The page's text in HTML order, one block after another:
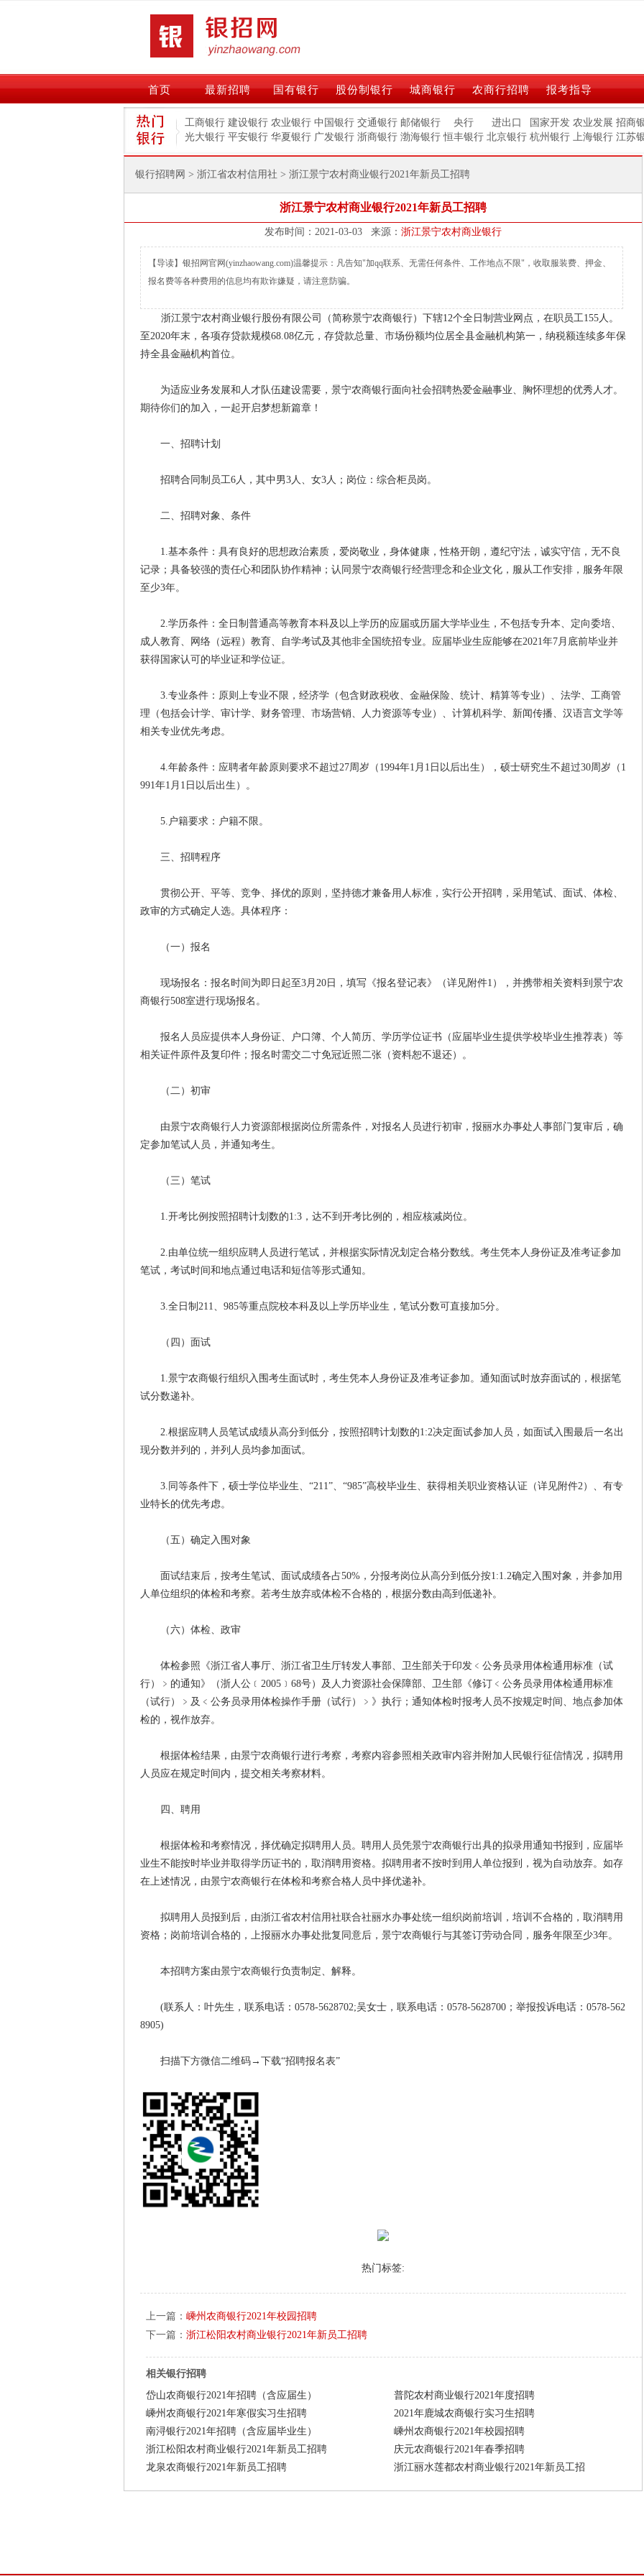
首页 最新招聘 国有银行 股份制银行 城商银行 农商行招聘 报考指导
工商银行 建设银行 农业银行 中国银行 交通银行 邮储银行 央行 进出口 国家开发 农业发展 招商
光大银行 平安银行 华夏银行 广发银行 浙商银行 渤海银行 恒丰银行 北京银行 杭州银行 上海银行 江苏
银行招聘网 > 浙江省农村信用社 > 浙江景宁农村商业银行2021年新员工招聘
浙江景宁农村商业银行2021年新员工招聘
发布时间：2021-03-03 来源： 浙江景宁农村商业银行
【导读】银招网官网(yinzhaowang.com)温馨提示：凡告知"加qq联系、无需任何条件、工作地点不限"，收取服装费、押金、
报名费等各种费用的信息均有欺诈嫌疑，请注意防骗。
浙江景宁农村商业银行股份有限公司（简称景宁农商银行）下辖12个全日制营业网点，在职员工155人。
至2020年末，各项存贷款规模68.08亿元，存贷款总量、市场份额均位居全县金融机构第一，纳税额连续多年保
持全县金融机构首位。
为适应业务发展和人才队伍建设需要，景宁农商银行面向社会招聘热爱金融事业、胸怀理想的优秀人才。
期待你们的加入，一起开启梦想新篇章！
一、招聘计划
招聘合同制员工6人，其中男3人、女3人；岗位：综合柜员岗。
二、招聘对象、条件
1.基本条件：具有良好的思想政治素质，爱岗敬业，身体健康，性格开朗，遵纪守法，诚实守信，无不良
记录；具备较强的责任心和团队协作精神；认同景宁农商银行经营理念和企业文化，服从工作安排，服务年限
至少3年。
2.学历条件：全日制普通高等教育本科及以上学历的应届或历届大学毕业生，不包括专升本、定向委培、
成人教育、网络（远程）教育、自学考试及其他非全国统招专业。应届毕业生应能够在2021年7月底前毕业并
获得国家认可的毕业证和学位证。
3.专业条件：原则上专业不限，经济学（包含财政税收、金融保险、统计、精算等专业）、法学、工商管
理（包括会计学、审计学、财务管理、市场营销、人力资源等专业）、计算机科学、新闻传播、汉语言文学等
相关专业优先考虑。
4.年龄条件：应聘者年龄原则要求不超过27周岁（1994年1月1日以后出生），硕士研究生不超过30周岁（1
991年1月1日以后出生）。
5.户籍要求：户籍不限。
三、招聘程序
贯彻公开、平等、竞争、择优的原则，坚持德才兼备用人标准，实行公开招聘，采用笔试、面试、体检、
政审的方式确定人选。具体程序：
（一）报名
现场报名：报名时间为即日起至3月20日，填写《报名登记表》（详见附件1），并携带相关资料到景宁农
商银行508室进行现场报名。
报名人员应提供本人身份证、户口簿、个人简历、学历学位证书（应届毕业生提供学校毕业生推荐表）等
相关证件原件及复印件；报名时需交二寸免冠近照二张（资料恕不退还）。
（二）初审
由景宁农商银行人力资源部根据岗位所需条件，对报名人员进行初审，报丽水办事处人事部门复审后，确
定参加笔试人员，并通知考生。
（三）笔试
1.开考比例按照招聘计划数的1:3，达不到开考比例的，相应核减岗位。
2.由单位统一组织应聘人员进行笔试，并根据实际情况划定合格分数线。考生凭本人身份证及准考证参加
笔试，考试时间和地点通过电话和短信等形式通知。
3.全日制211、985等重点院校本科及以上学历毕业生，笔试分数可直接加5分。
（四）面试
1.景宁农商银行组织入围考生面试时，考生凭本人身份证及准考证参加。通知面试时放弃面试的，根据笔
试分数递补。
2.根据应聘人员笔试成绩从高分到低分，按照招聘计划数的1:2决定面试参加人员，如面试入围最后一名出
现分数并列的，并列人员均参加面试。
3.同等条件下，硕士学位毕业生、“211”、“985”高校毕业生、获得相关职业资格认证（详见附件2）、有专
业特长的优先考虑。
（五）确定入围对象
面试结束后，按考生笔试、面试成绩各占50%，分报考岗位从高分到低分按1:1.2确定入围对象，并参加用
人单位组织的体检和考察。若考生放弃或体检不合格的，根据分数由高到低递补。
（六）体检、政审
体检参照《浙江省人事厅、浙江省卫生厅转发人事部、卫生部关于印发﹤公务员录用体检通用标准（试
行）﹥的通知》（浙人公﹝2005﹞68号）及人力资源社会保障部、卫生部《修订﹤公务员录用体检通用标准
（试行）﹥及﹤公务员录用体检操作手册（试行）﹥》执行；通知体检时报考人员不按规定时间、地点参加体
检的，视作放弃。
根据体检结果，由景宁农商银行进行考察，考察内容参照相关政审内容并附加人民银行征信情况，拟聘用
人员应在规定时间内，提交相关考察材料。
四、聘用
根据体检和考察情况，择优确定拟聘用人员。聘用人员凭景宁农商银行出具的拟录用通知书报到，应届毕
业生不能按时毕业并取得学历证书的，取消聘用资格。拟聘用者不按时到用人单位报到，视为自动放弃。如存
在上述情况，由景宁农商银行在体检和考察合格人员中择优递补。
拟聘用人员报到后，由浙江省农村信用社联合社丽水办事处统一组织岗前培训，培训不合格的，取消聘用
资格；岗前培训合格的，上报丽水办事处批复同意后，景宁农商银行与其签订劳动合同，服务年限至少3年。
本招聘方案由景宁农商银行负责制定、解释。
(联系人：叶先生，联系电话：0578-5628702;吴女士，联系电话：0578-5628700；举报投诉电话：0578-562
8905)
扫描下方微信二维码→下载“招聘报名表”
热门标签:
上一篇： 嵊州农商银行2021年校园招聘
下一篇： 浙江松阳农村商业银行2021年新员工招聘
相关银行招聘
岱山农商银行2021年招聘（含应届生）
普陀农村商业银行2021年度招聘
嵊州农商银行2021年寒假实习生招聘
2021年鹿城农商银行实习生招聘
南浔银行2021年招聘（含应届毕业生）
嵊州农商银行2021年校园招聘
浙江松阳农村商业银行2021年新员工招聘
庆元农商银行2021年春季招聘
龙泉农商银行2021年新员工招聘
浙江丽水莲都农村商业银行2021年新员工招